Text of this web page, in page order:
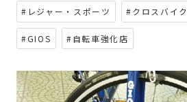
#レジャー・スポーツ #クロスバイク
#GIOS #自転車強化店